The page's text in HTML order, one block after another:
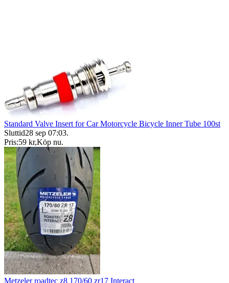
Standard Valve Insert for Car Motorcycle Bicycle Inner Tube 100st
Sluttid28 sep 07:03.
Pris:59 kr,Köp nu.
Metzeler roadtec z8 170/60 zr17 Interact